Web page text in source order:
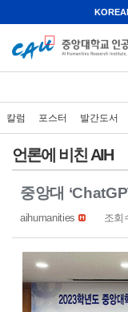
칼럼 포스터 발간도서
언론에 비친 AIH
중앙대
aihumanities 조회